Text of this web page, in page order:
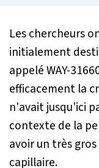
Les chercheurs
initialement
appelé WAY-
efficacement la
n'avait jusqu'ici
contexte de la
avoir un très
capillaire.